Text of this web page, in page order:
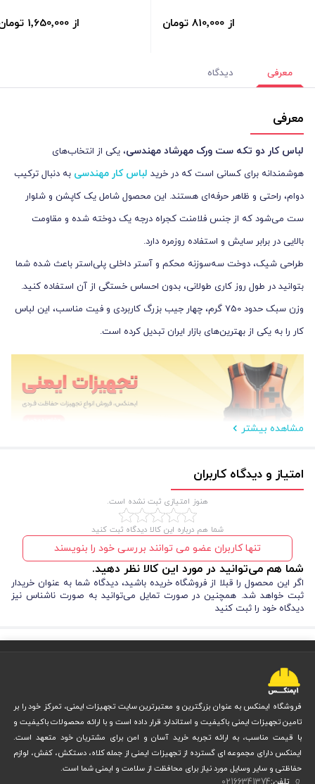
از 810٬000 تومان از 1٬650٬000 تومان
معرفی دیدگاه
معرفی
لباس کار دو تکه ست ورک مهرشاد مهندسی، یکی از انتخاب‌های
هوشمندانه برای کسانی است که در خرید لباس کار مهندسی به دنبال ترکیب
دوام، راحتی و ظاهر حرفه‌ای هستند. این محصول شامل یک کاپشن و شلوار
ست می‌شود که از جنس فلامنت کجراه درجه یک دوخته شده و مقاومت
بالایی در برابر سایش و استفاده روزمره دارد.
طراحی شیک، دوخت سه‌سوزنه محکم و آستر داخلی پلی‌استر باعث شده شما
بتوانید در طول روز کاری طولانی، بدون احساس خستگی از آن استفاده کنید.
وزن سبک حدود 750 گرم، چهار جیب بزرگ کاربردی و فیت مناسب، این لباس
کار را به یکی از بهترین‌های بازار ایران تبدیل کرده است.
قبل از خرید هر محصولی، آشنایی با مزایا و معایب آن می‌تواند به شما کمک
کند تا تصمیم بهتری بگیرید.
مزایا :
4 جیب بزرگ کاربردی برای نگهداری ابزار
معایب:
عدم مقاومت در برابر جرقه و حرارت (مناسب جوشکاری نیست)
تنوع رنگ محدود (فقط سرمه‌ای – طوسی)
این مزایا و معایب نشان می‌دهد که لباس کار مهرشاد برای اکثر مشاغل صنعتی
مشاهده بیشتر
امتیاز و دیدگاه کاربران
هنوز امتیازی ثبت نشده است.
شما هم درباره این کالا دیدگاه ثبت کنید
تنها کاربران عضو می توانند بررسی خود را بنویسند
شما هم می‌توانید در مورد این کالا نظر دهید.
اگر این محصول را قبلا از فروشگاه خریده باشید، دیدگاه شما به عنوان خریدار
ثبت خواهد شد. همچنین در صورت تمایل می‌توانید به صورت ناشناس نیز
دیدگاه خود را ثبت کنید
فروشگاه ایمنکس به عنوان بزرگترین و معتبرترین سایت تجهیزات ایمنی، تمرکز خود را بر
تامین تجهیزات ایمنی باکیفیت و استاندارد قرار داده است و با ارائه محصولات باکیفیت و
با قیمت مناسب، به ارائه تجربه خرید آسان و امن برای مشتریان خود متعهد است.
ایمنکس دارای مجموعه ای گسترده از تجهیزات ایمنی از جمله کلاه، دستکش، کفش، لوازم
حفاظتی و سایر وسایل مورد نیاز برای محافظت از سلامت و ایمنی شما است.
تلفن:02166341374